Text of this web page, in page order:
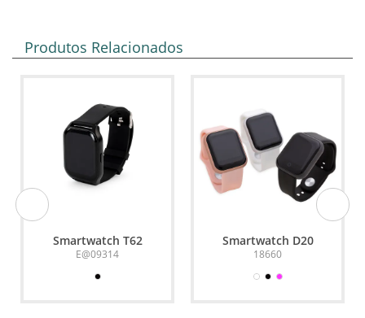
Produtos Relacionados
Smartwatch T62
E@09314
Smartwatch D20
18660